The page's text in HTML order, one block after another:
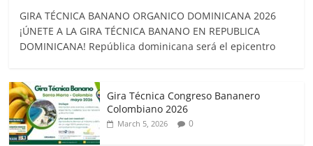
GIRA TÉCNICA BANANO ORGANICO DOMINICANA 2026
¡ÚNETE A LA GIRA TÉCNICA BANANO EN REPUBLICA
DOMINICANA! República dominicana será el epicentro
Gira Técnica Congreso Bananero
Colombiano 2026
March 5, 2026 0